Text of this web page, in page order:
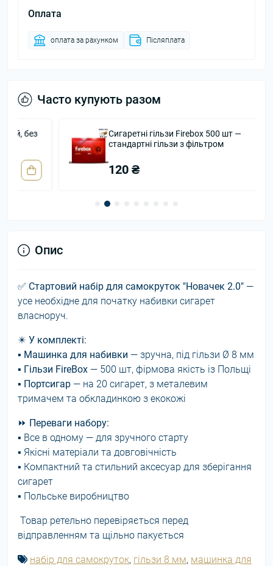
Оплата
оплата за рахунком Післяплата
Часто купують разом
Сигаретні гільзи Firebox 500 шт —
стандартні гільзи з фільтром
Опис
✅ Стартовий набір для самокруток "Новачек 2.0" —
усе необхідне для початку набивки сигарет
власноруч.
✴️ У комплекті:
▪ Машинка для набивки — зручна, під гільзи Ø 8 мм
▪ Гільзи FireBox — 500 шт, фірмова якість із Польщі
▪ Портсигар — на 20 сигарет, з металевим
тримачем та обкладинкою з екокожі
⏩ Переваги набору:
▪ Все в одному — для зручного старту
▪ Якісні матеріали та довговічність
▪ Компактний та стильний аксесуар для зберігання
сигарет
▪ Польське виробництво
Товар ретельно перевіряється перед
відправленням та щільно пакується
набір для самокруток, гільзи 8 мм, машинка для